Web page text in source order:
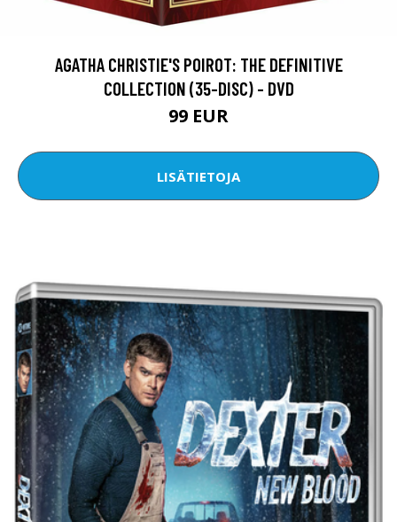
AGATHA CHRISTIE'S POIROT: THE DEFINITIVE
COLLECTION (35-DISC) - DVD
99 EUR
LISÄTIETOJA